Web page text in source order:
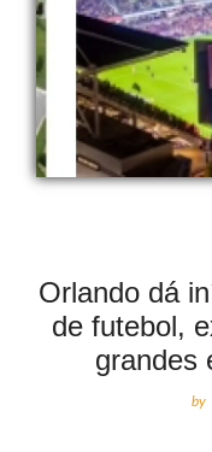
Orlando dá
de futebol,
grandes
by